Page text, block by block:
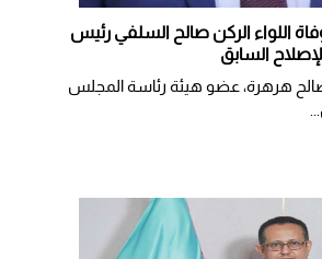
اللواء الركن صالح السلفي رئيس
السابق
هرهرة، عضو هيئة رئاسة المجلس